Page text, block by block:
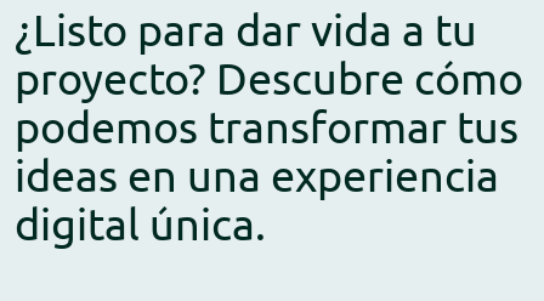
¿Listo para dar vida a tu
proyecto? Descubre cómo
podemos transformar tus
ideas en una experiencia
digital única.